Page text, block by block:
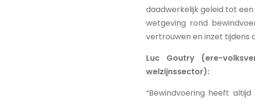
daadwerkelijk geleid tot
wetgeving rond
vertrouwen en inzet tijdens
Luc Goutry (ere-
welzijnssector):
“Bewindvoering heeft